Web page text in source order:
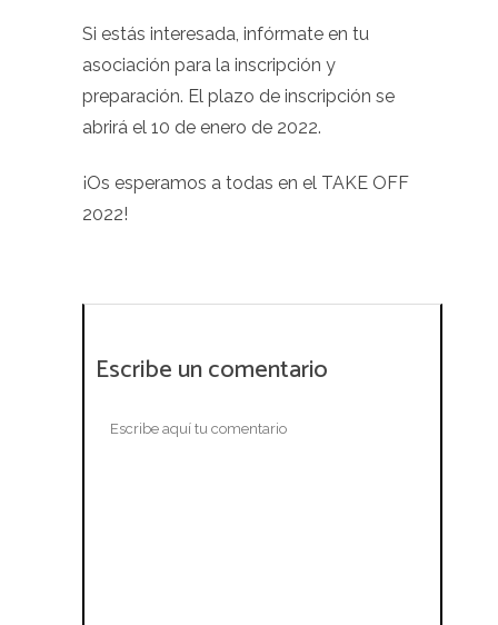
Si estás interesada, infórmate en tu
asociación para la inscripción y
preparación. El plazo de inscripción se
abrirá el 10 de enero de 2022.
¡Os esperamos a todas en el TAKE OFF
2022!
Escribe un comentario